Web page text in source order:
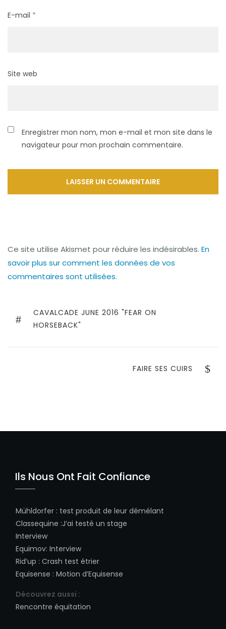
E-mail *
Site web
Enregistrer mon nom, mon e-mail et mon site dans le
navigateur pour mon prochain commentaire.
Ce site utilise Akismet pour réduire les indésirables. En
savoir plus sur comment les données de vos
commentaires sont utilisées.
de
l’article
PREVIOUS
POST
CAVALCADE JUNE 2016 "FEAR ON
HORSEBACK"
NEXT
FAIRE SES CUIRS
Ils Nous Ont Fait Confiance
Mühldorfer : test produit de leur démélant
Classequine :J’ai testé un stage
Interview
Equimov: Interview
Rid’up : Crash test étrier
Equisense : Motion d’Equisense
Découvrez aussi :
Rencontre équitation